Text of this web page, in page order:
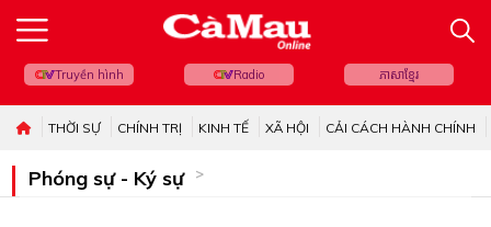
Truyền hình Radio ភាសាខ្មែរ
THỜI SỰ CHÍNH TRỊ KINH TẾ XÃ HỘI CẢI CÁCH HÀNH CHÍNH
Phóng sự - Ký sự